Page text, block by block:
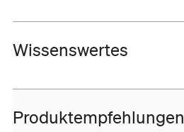
Wissenswertes
Produktempfehlungen